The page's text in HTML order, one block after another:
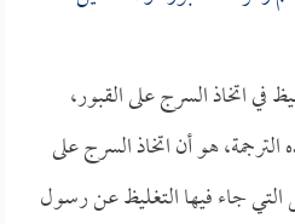
في اتخاذ السرج على القبور،
هو أن اتخاذ السرج على
التي جاء فيها التغليظ عن رسول